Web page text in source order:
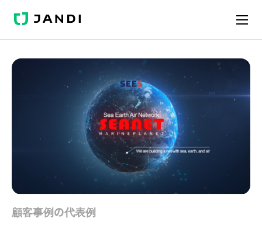
JANDI
顧客事例の代表例